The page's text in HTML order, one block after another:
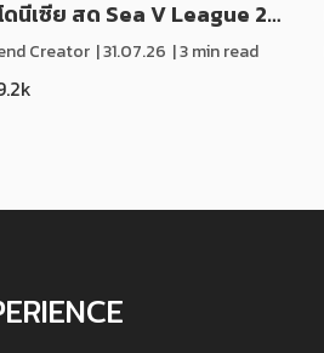
ดนีเซีย สด Sea V League 2…
Creator |31.07.26 | 3 min read